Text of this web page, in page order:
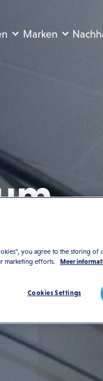
Marken
besuchen Sie
you agree to the storing
marketing efforts.
Meer
Cookies Settings